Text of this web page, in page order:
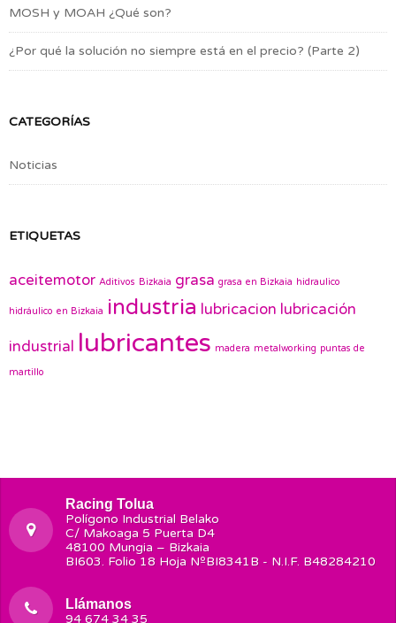
MOSH y MOAH ¿Qué son?
¿Por qué la solución no siempre está en el precio? (Parte 2)
CATEGORÍAS
Noticias
ETIQUETAS
aceitemotor Aditivos Bizkaia grasa grasa en Bizkaia hidraulico
hidráulico en Bizkaia industria lubricacion lubricación
industrial lubricantes madera metalworking puntas de
martillo
Racing Tolua
Polígono Industrial Belako
C/ Makoaga 5 Puerta D4
48100 Mungia – Bizkaia
BI603. Folio 18 Hoja NºBI8341B - N.I.F. B48284210
Llámanos
94 674 34 35